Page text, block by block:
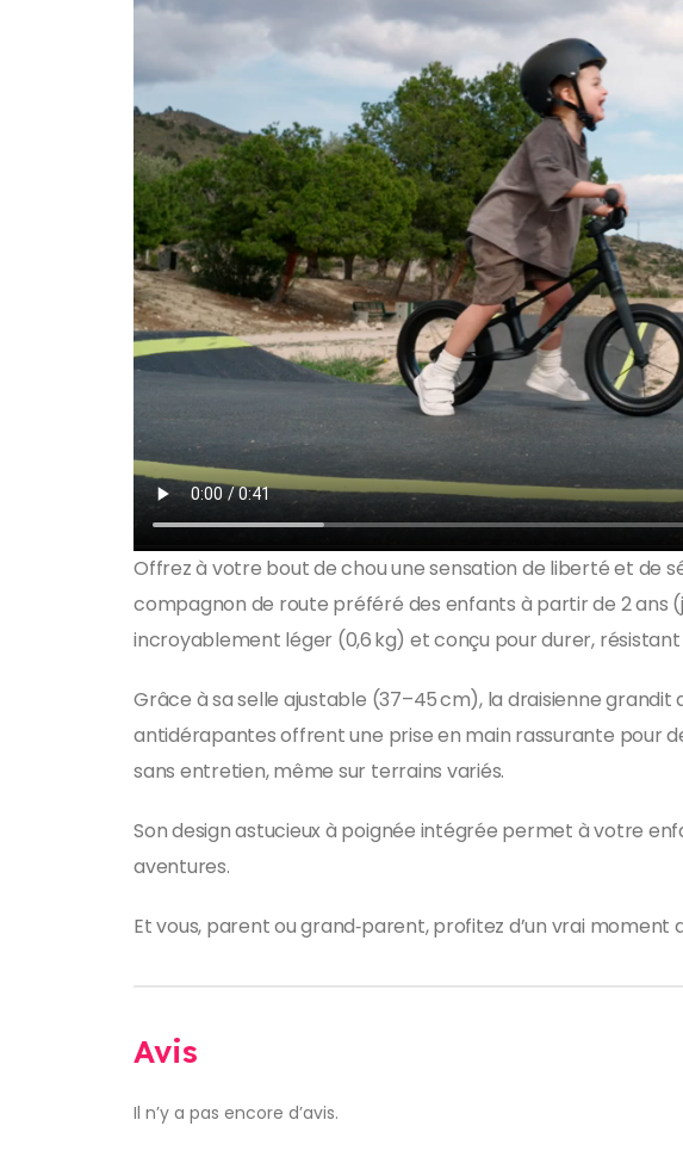
Offrez à votre bout de chou une sensation de liberté et de
compagnon de route préféré des enfants à partir de 2 ans
incroyablement léger (0,6 kg) et conçu pour durer, résistant
Grâce à sa selle ajustable (37–45 cm), la draisienne
antidérapantes offrent une prise en main rassurante pour
sans entretien, même sur terrains variés.
Son design astucieux à poignée intégrée permet à votre
aventures.
Et vous, parent ou grand‑parent, profitez d’un vrai
Avis
Il n’y a pas encore d’avis.